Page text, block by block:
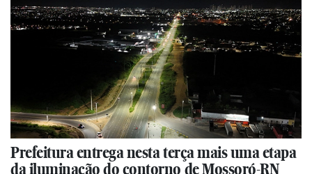
Prefeitura entrega nesta terça mais uma etapa
da iluminação do contorno de Mossoró-RN